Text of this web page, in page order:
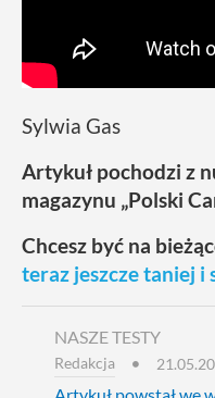
Sylwia Gas
Artykuł pochodzi z
magazynu „Polski
Chcesz być na
teraz jeszcze taniej i
NASZE TESTY
Redakcja